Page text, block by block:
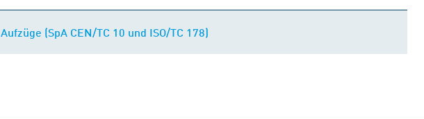
Aufzüge (SpA CEN/TC 10 und ISO/TC 178)